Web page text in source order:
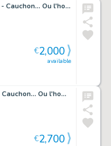
Planche originale n°125 - Cauchon... Ou l'homme qui tua Jeanne d'Arc
available
€2,000
Planche originale n°06 - Cauchon... Ou l'homme qui tua Jeanne d'Arc
€2,700